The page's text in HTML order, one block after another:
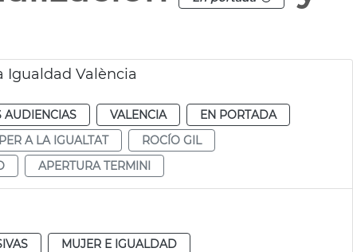
Igualdad València
AUDIENCIAS VALENCIA
EN PORTADA
A LA IGUALTAT
ROCÍO GIL
APERTURA TERMINI
MUJER E IGUALDAD